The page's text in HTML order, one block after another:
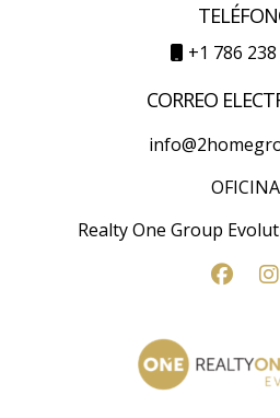
+1 786
CORREO
OFICINA
Realty One Group